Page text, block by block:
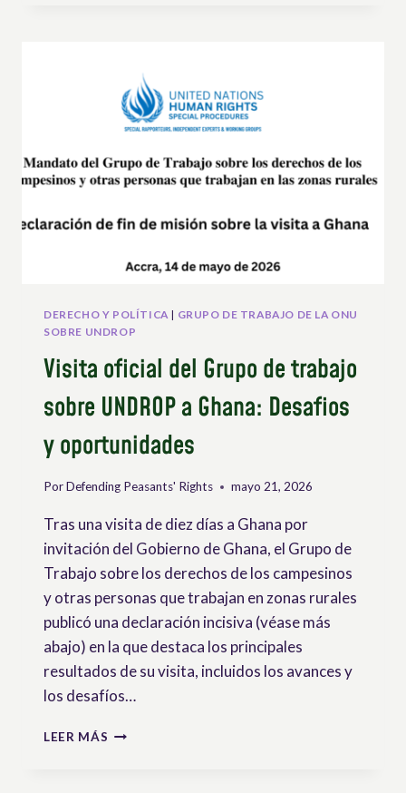
BANDUNG
PARA
LA
SOLIDARIDAD
SUR
GLOBAL
DERECHO Y POLÍTICA | GRUPO DE TRABAJO DE LA ONU
SOBRE UNDROP
Visita oficial del Grupo de trabajo
sobre UNDROP a Ghana: Desafios
y oportunidades
PorDefending Peasants' Rights mayo 21, 2026
Tras una visita de diez días a Ghana por
invitación del Gobierno de Ghana, el Grupo de
Trabajo sobre los derechos de los campesinos
y otras personas que trabajan en zonas rurales
publicó una declaración incisiva (véase más
abajo) en la que destaca los principales
resultados de su visita, incluidos los avances y
los desafíos…
LEER MÁS VISITA